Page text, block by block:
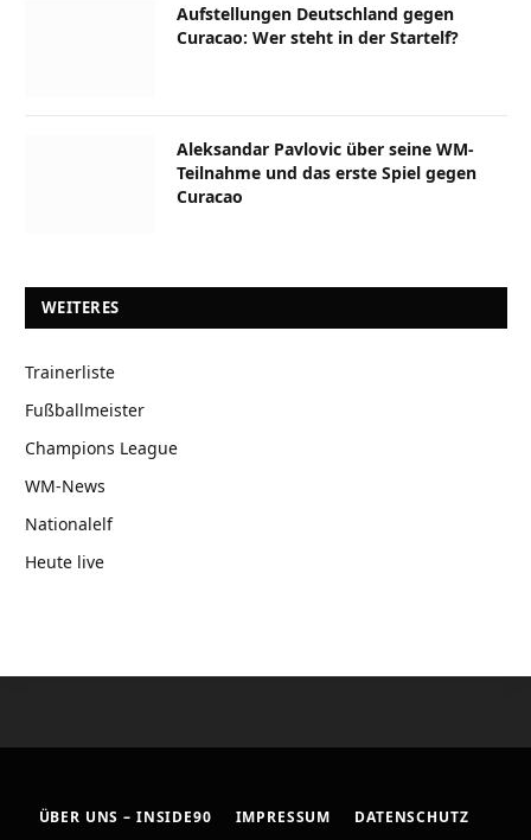
Aufstellungen Deutschland gegen
Curacao: Wer steht in der Startelf?
Aleksandar Pavlovic über seine WM-
Teilnahme und das erste Spiel gegen
Curacao
WEITERES
Trainerliste
Fußballmeister
Champions League
WM-News
Nationalelf
Heute live
ÜBER UNS – INSIDE90 IMPRESSUM DATENSCHUTZ